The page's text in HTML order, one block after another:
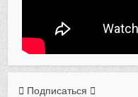
Подписаться